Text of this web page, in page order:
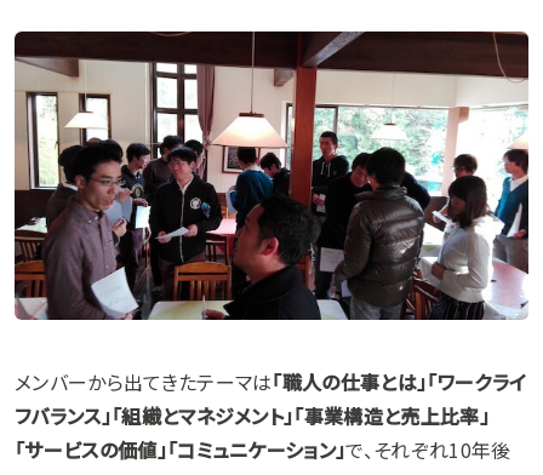
メンバーから出てきたテーマは「職人の仕事とは」「ワークライ
フバランス」「組織とマネジメント」「事業構造と売上比率」
「サービスの価値」「コミュニケーション」で、それぞれ10年後